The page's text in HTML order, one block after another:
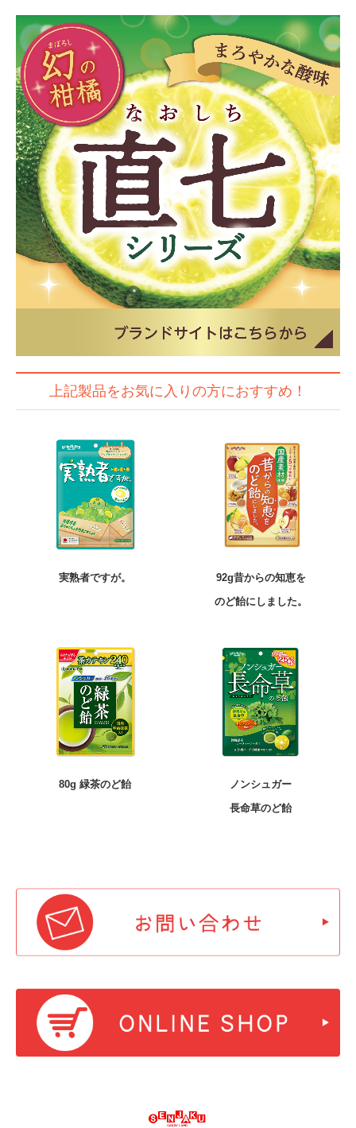
採用情報
採用募集要項
私たちがつくっています
募集要項 一覧表
募集要項 新規採用 一覧表
OEM製品 受付について
上記製品をお気に入りの方におすすめ！
実熟者ですが。 92g昔からの知恵を
のど飴にしました。
80g緑茶のど飴
ノンシュガー
長命草のど飴